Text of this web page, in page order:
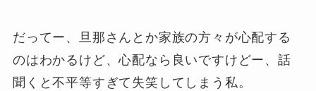
だってー、旦那さんとか家族の方々が心配する
のはわかるけど、心配なら良いですけどー、話
聞くと不平等すぎて失笑してしまう私。